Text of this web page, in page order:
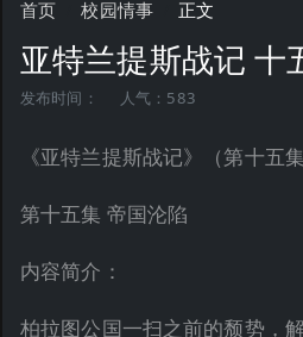
首页 校园情事 正文
亚特兰提斯战记 十
发布时间： 人气：583
《亚特兰提斯战记》（第十五
第十五集 帝国沦陷
内容简介：
柏拉图公国一扫之前的颓势，